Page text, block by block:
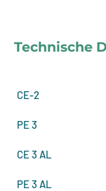
Technische
CE-2
CE 3 AL
PE 3 AL
PE 3